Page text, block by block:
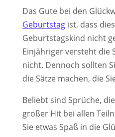
Das Gute bei den
Geburtstagist, dass
Geburtstagskind nicht
Einjähriger versteht die
nicht. Dennoch sollten
die Sätze machen, die
Beliebt sind Sprüche,
großer Hit bei allen
Sie etwas Spaß in die